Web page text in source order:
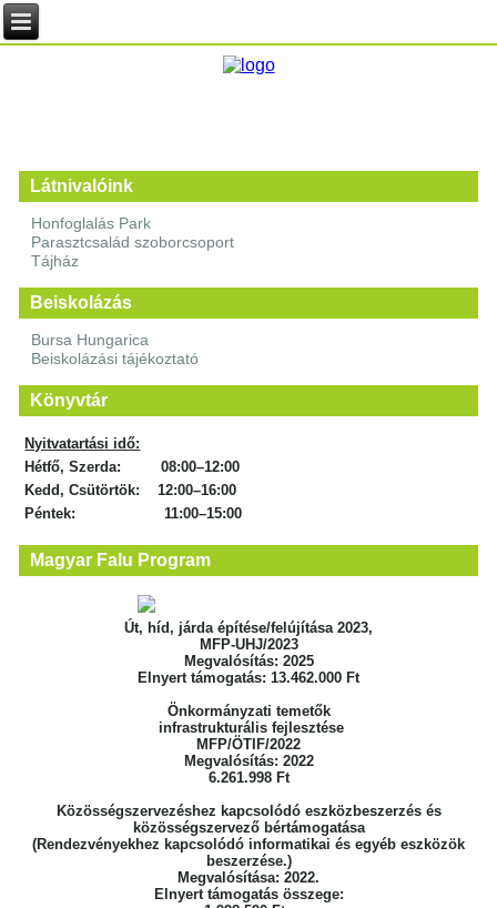
Látnivalóink
Honfoglalás Park
Parasztcsalád szoborcsoport
Tájház
Beiskolázás
Bursa Hungarica
Beiskolázási tájékoztató
Könyvtár
Nyitvatartási idő:
Hétfő, Szerda: 08:00–12:00
Kedd, Csütörtök: 12:00–16:00
Péntek: 11:00–15:00
Magyar Falu Program
Út, híd, járda építése/felújítása 2023,
MFP-UHJ/2023
Megvalósítás: 2025
Elnyert támogatás: 13.462.000 Ft
Önkormányzati temetők
infrastrukturális fejlesztése
MFP/ÖTIF/2022
Megvalósítás: 2022
6.261.998 Ft
Közösségszervezéshez kapcsolódó eszközbeszerzés és
közösségszervező bértámogatása
(Rendezvényekhez kapcsolódó informatikai és egyéb eszközök
beszerzése.)
Megvalósítása: 2022.
Elnyert támogatás összege: